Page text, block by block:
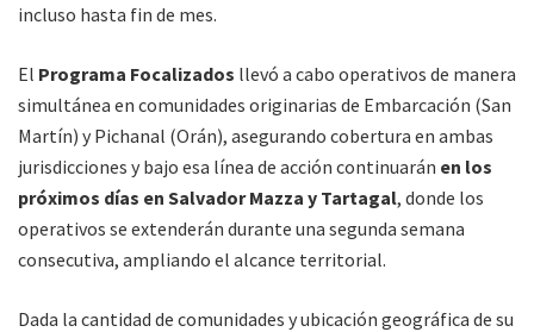
incluso hasta fin de mes.
El Programa Focalizados llevó a cabo operativos de manera
simultánea en comunidades originarias de Embarcación (San
Martín) y Pichanal (Orán), asegurando cobertura en ambas
jurisdicciones y bajo esa línea de acción continuarán en los
próximos días en Salvador Mazza y Tartagal, donde los
operativos se extenderán durante una segunda semana
consecutiva, ampliando el alcance territorial.
Dada la cantidad de comunidades y ubicación geográfica de su